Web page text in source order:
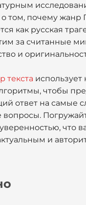
о том, почему жанр
как русская
за считанные
и
текста использует
чтобы
ответ на самые
вопросы.
что
и